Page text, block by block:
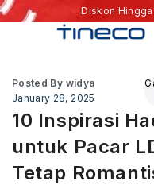
Diskon
Posted By widya
January 28, 2025
10 Inspirasi
untuk Pacar
Tetap